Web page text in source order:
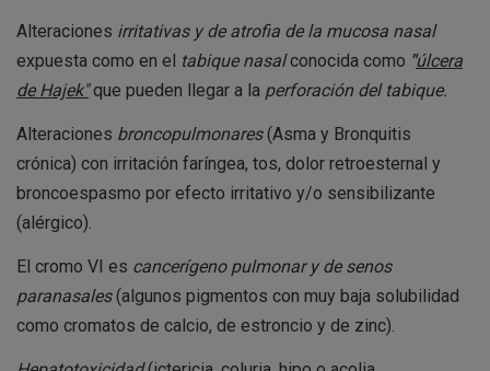
Alteraciones irritativas y de atrofia de la mucosa nasal
expuesta como en el tabique nasalconocida como "úlcera
de Hajek"que pueden llegar a la perforación del tabique.
Alteraciones broncopulmonares(Asma y Bronquitis
crónica) con irritación faríngea, tos, dolor retroesternal y
broncoespasmo por efecto irritativo y/o sensibilizante
(alérgico).
El cromo VI es cancerígeno pulmonar y de senos
paranasales(algunos pigmentos con muy baja solubilidad
como cromatos de calcio, de estroncio y de zinc).